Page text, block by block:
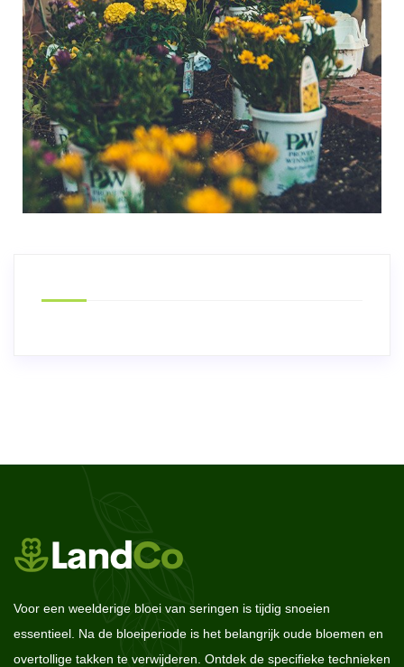
Voor een weelderige bloei van seringen is tijdig snoeien
essentieel. Na de bloeiperiode is het belangrijk oude bloemen en
overtollige takken te verwijderen. Ontdek de specifieke technieken